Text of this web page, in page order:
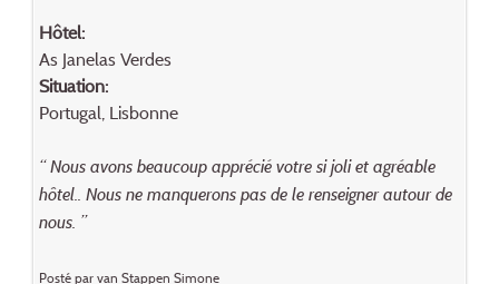
Hôtel:
As Janelas Verdes
Situation:
Portugal, Lisbonne
“ Nous avons beaucoup apprécié votre si joli et agréable
hôtel.. Nous ne manquerons pas de le renseigner autour de
nous. ”
Posté par van Stappen Simone